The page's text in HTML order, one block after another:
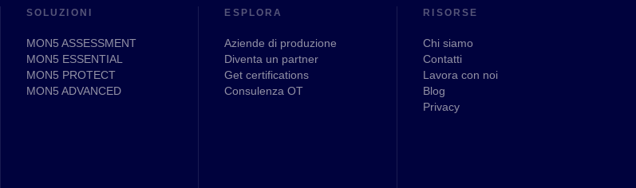
SOLUZIONI
MON5 ASSESSMENT
MON5 ESSENTIAL
MON5 PROTECT
MON5 ADVANCED
ESPLORA
Aziende di produzione
Diventa un partner
Get certifications
Consulenza OT
RISORSE
Chi siamo
Contatti
Lavora con noi
Blog
Privacy